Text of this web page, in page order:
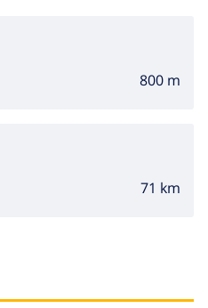
800 m
71 km